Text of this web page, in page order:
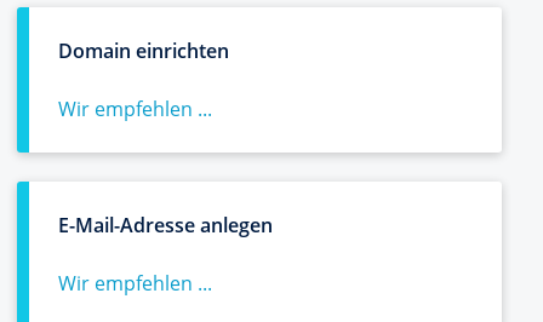
Domain einrichten
Wir empfehlen ...
E-Mail-Adresse anlegen
Wir empfehlen ...